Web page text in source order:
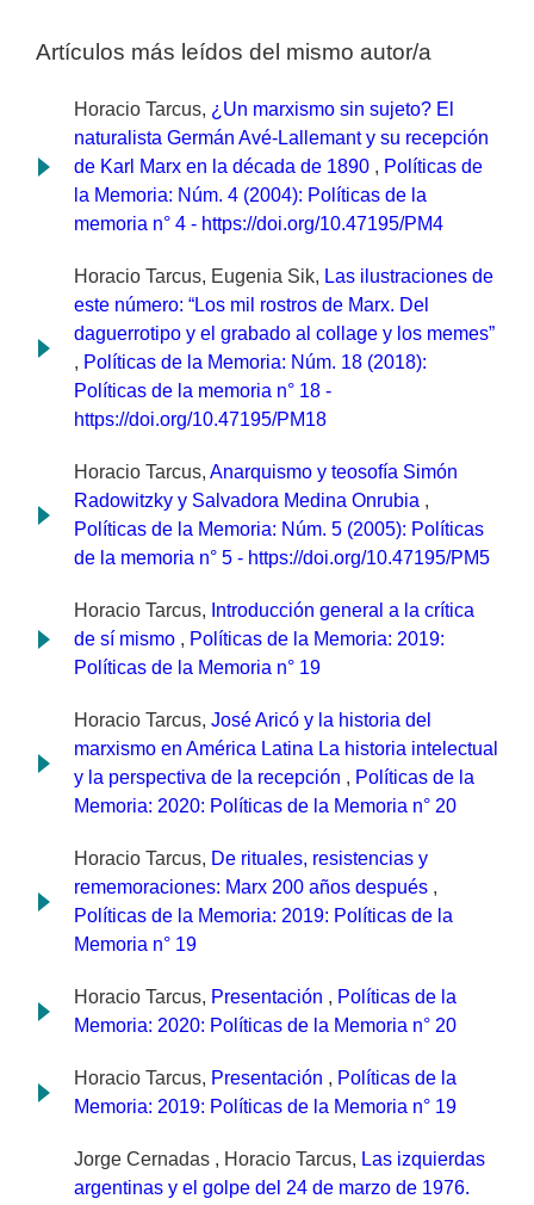
Artículos más leídos del mismo autor/a
Horacio Tarcus, ¿Un marxismo sin sujeto? El
naturalista Germán Avé-Lallemant y su recepción
de Karl Marx en la década de 1890 , Políticas de
la Memoria: Núm. 4 (2004): Políticas de la
memoria n° 4 - https://doi.org/10.47195/PM4
Horacio Tarcus, Eugenia Sik, Las ilustraciones de
este número: “Los mil rostros de Marx. Del
daguerrotipo y el grabado al collage y los memes”
, Políticas de la Memoria: Núm. 18 (2018):
Políticas de la memoria n° 18 -
https://doi.org/10.47195/PM18
Horacio Tarcus, Anarquismo y teosofía Simón
Radowitzky y Salvadora Medina Onrubia ,
Políticas de la Memoria: Núm. 5 (2005): Políticas
de la memoria n° 5 - https://doi.org/10.47195/PM5
Horacio Tarcus, Introducción general a la crítica
de sí mismo , Políticas de la Memoria: 2019:
Políticas de la Memoria n° 19
Horacio Tarcus, José Aricó y la historia del
marxismo en América Latina La historia intelectual
y la perspectiva de la recepción , Políticas de la
Memoria: 2020: Políticas de la Memoria n° 20
Horacio Tarcus, De rituales, resistencias y
rememoraciones: Marx 200 años después ,
Políticas de la Memoria: 2019: Políticas de la
Memoria n° 19
Horacio Tarcus, Presentación , Políticas de la
Memoria: 2020: Políticas de la Memoria n° 20
Horacio Tarcus, Presentación , Políticas de la
Memoria: 2019: Políticas de la Memoria n° 19
Jorge Cernadas , Horacio Tarcus, Las izquierdas
argentinas y el golpe del 24 de marzo de 1976.